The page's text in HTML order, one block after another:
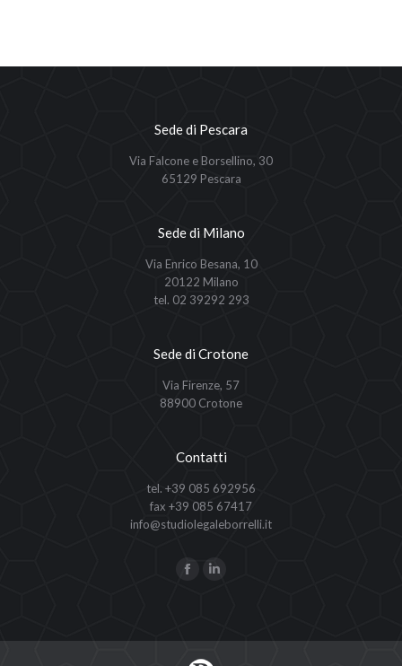
Sede di Pescara
Via Falcone e Borsellino, 30
65129 Pescara
Sede di Milano
Via Enrico Besana, 10
20122 Milano
tel. 02 39292 293
Sede di Crotone
Via Firenze, 57
88900 Crotone
Contatti
tel. +39 085 692956
fax +39 085 67417
info@studiolegaleborrelli.it
FacebookLinkedin